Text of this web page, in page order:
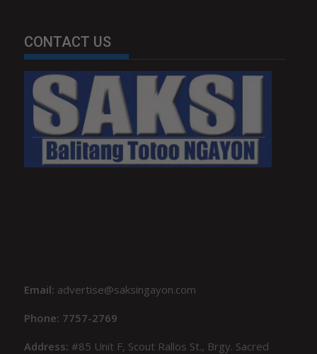
CONTACT US
Email: advertise@saksingayon.com
Phone: 7757-2769
Address:#85 Unit F, Scout Rallos St., Brgy. Sacred